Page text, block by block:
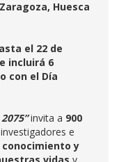
Huesca
el 22 de
incluirá 6
con el Día
invita a 900
e
y